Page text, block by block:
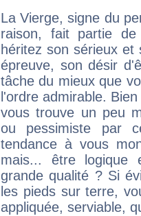
La Vierge, signe du
raison, fait partie
héritez son sérieux
épreuve, son désir
tâche du mieux que
l'ordre admirable.
vous trouve un peu
ou pessimiste par
tendance à vous
mais... être logique
grande qualité ? Si
les pieds sur terre,
appliquée, serviable,